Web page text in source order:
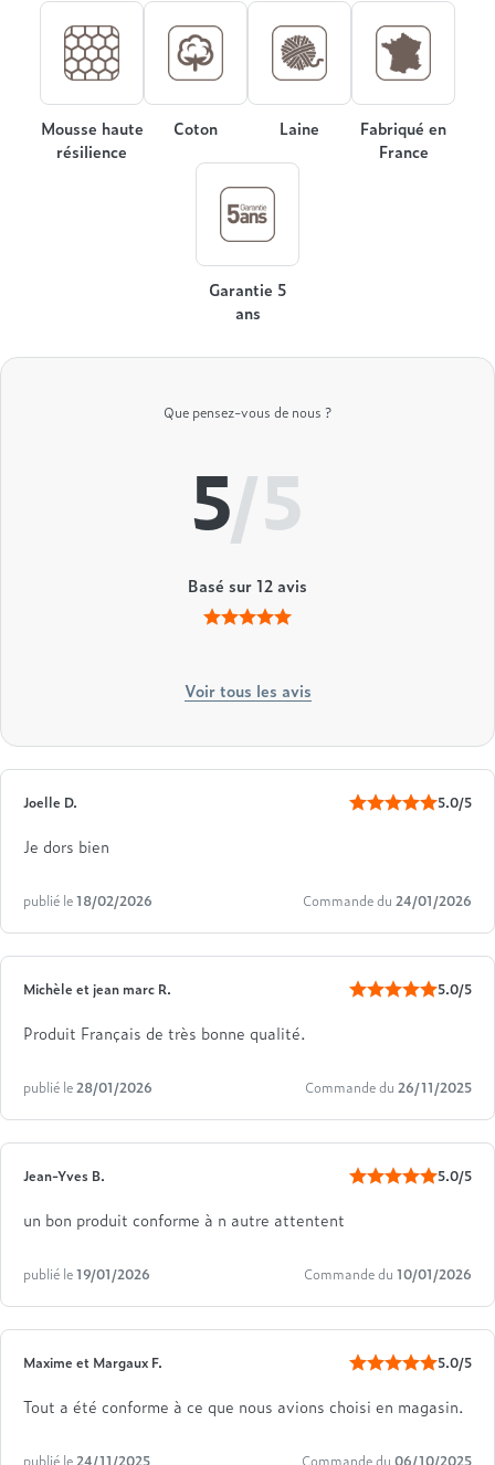
Mousse haute
résilience
Coton Laine
Fabriqué en
France
Garantie 5
ans
Que pensez-vous de nous ?
5/5
Basé sur12avis
Voir tous les avis
Joelle D. 5.0/5
Je dors bien
publié le18/02/2026 Commande du 24/01/2026
Michèle et jean marc R. 5.0/5
Produit Français de très bonne qualité.
publié le28/01/2026 Commande du 26/11/2025
Jean-Yves B. 5.0/5
un bon produit conforme à n autre attentent
publié le19/01/2026 Commande du 10/01/2026
Maxime et Margaux F. 5.0/5
Tout a été conforme à ce que nous avions choisi en magasin.
publié le 24/11/2025 Commande du 06/10/2025